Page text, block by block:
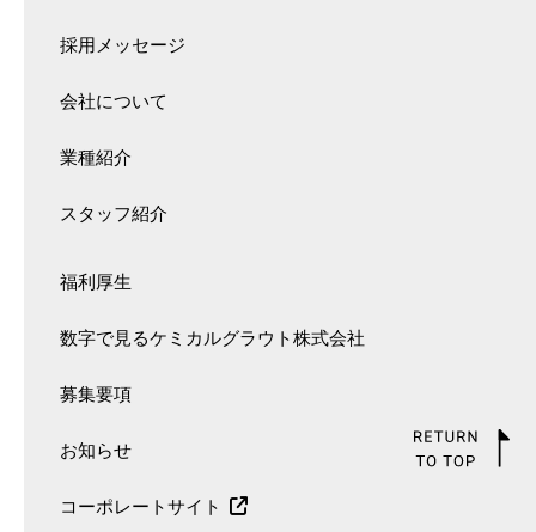
採用メッセージ
会社について
業種紹介
スタッフ紹介
福利厚生
数字で見るケミカルグラウト株式会社
募集要項
お知らせ
コーポレートサイト